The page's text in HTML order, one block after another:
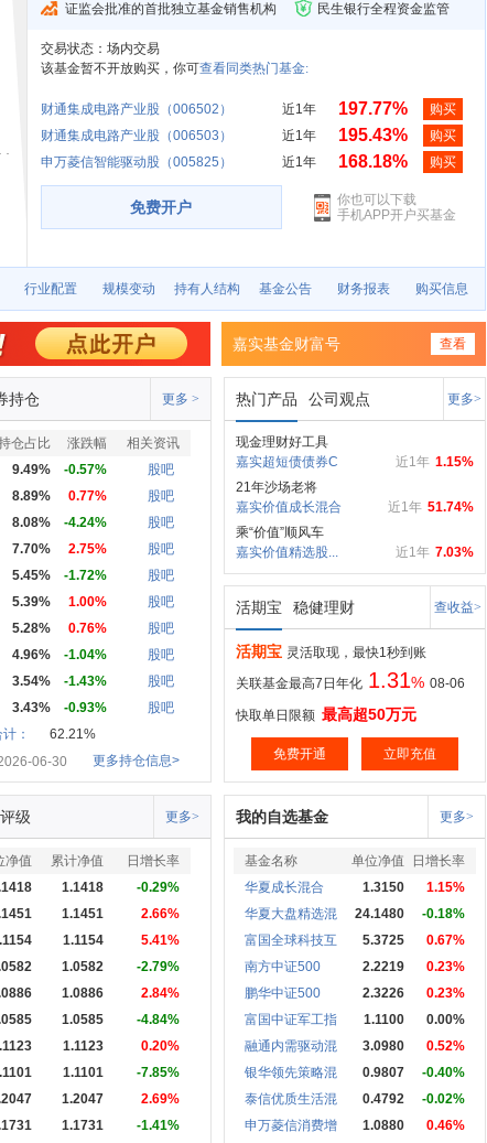
证监会批准的首批独立基金销售机构 民生银行全程资金监管
交易状态： 场内交易
该基金暂不开放购买，你可查看同类热门基金:
财通集成电路产业股（006502） 近1年 197.77%
购买
财通集成电路产业股（006503）
近1年 195.43%
购买
申万菱信智能驱动股（005825）
近1年 168.18% 购买
免费开户
你也可以下载
手机APP开户买基金
行业配置 规模变动 持有人结构 基金公告 财务报表 购买信息
嘉实基金财富号 查看
持仓 更多 >
仓占比 涨跌幅
相关资讯
9.49% -0.57%
股吧
8.89% 0.77%
股吧
8.08% -4.24%
股吧
7.70% 2.75%
股吧
5.45% -1.72%
股吧
5.39% 1.00%
股吧
5.28% 0.76%
股吧
4.96% -1.04%
股吧
3.54% -1.43%
股吧
3.43% -0.93%
股吧
：
62.21%
06-30
更多持仓信息>
热门产品 公司观点 更多>
现金理财好工具
1.15%
近1年
嘉实超短债债券C
21年沙场老将
51.74%
近1年
嘉实价值成长混合
乘“价值”顺风车
7.03%
近1年
嘉实价值精选股...
活期宝 稳健理财 查收益>
活期宝 灵活取现，最快1秒到账
关联基金最高7日年化 1.31% 08-06
快取单日限额 最高超50万元
免费开通 立即充值
评级 更多>
净值 累计净值
日增长率
1.1418
-0.29%
1.1451
2.66%
1.1154
5.41%
1.0582
-2.79%
1.0886
2.84%
1.0585
-4.84%
1.1123
0.20%
1.1101
-7.85%
1.2047
2.69%
1.1731
-1.41%
我的自选基金 更多>
基金名称 单位净值
日增长率
华夏成长混合
1.3150
1.15%
华夏大盘精选混
24.1480
-0.18%
富国全球科技互
5.3725
0.67%
南方中证500
2.2219
0.23%
鹏华中证500
2.3226
0.23%
富国中证军工指
1.1100
0.00%
融通内需驱动混
3.0980
0.52%
银华领先策略混
0.9807
-0.40%
泰信优质生活混
0.4792
-0.02%
申万菱信消费增
1.0880 0.46%